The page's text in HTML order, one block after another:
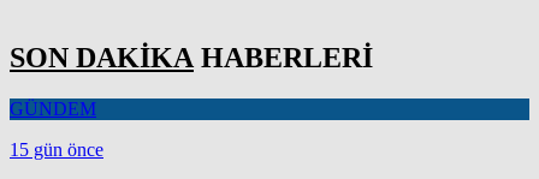
SON DAKİKA HABERLERİ
GÜNDEM
15 gün önce